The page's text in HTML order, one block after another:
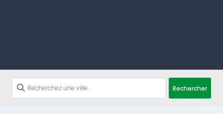
Rechercher